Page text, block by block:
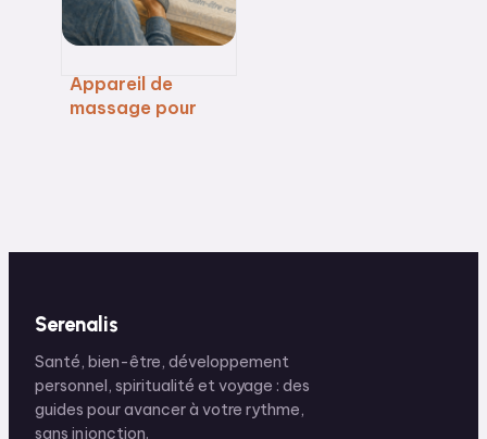
Appareil de
massage pour
Serenalis
Santé, bien-être, développement
personnel, spiritualité et voyage : des
guides pour avancer à votre rythme,
sans injonction.